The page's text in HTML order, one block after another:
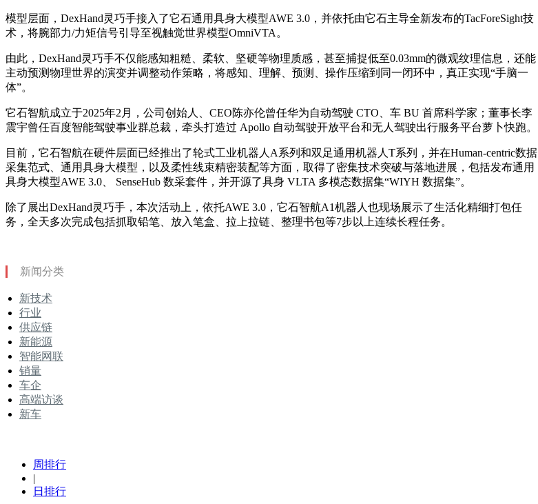
模型层面，DexHand灵巧手接入了它石通用具身大模型AWE 3.0，并依托由它石主导全新发布的TacForeSight技
术，将腕部力/力矩信号引导至视触觉世界模型OmniVTA。
由此，DexHand灵巧手不仅能感知粗糙、柔软、坚硬等物理质感，甚至捕捉低至0.03mm的微观纹理信息，还能
主动预测物理世界的演变并调整动作策略，将感知、理解、预测、操作压缩到同一闭环中，真正实现“手脑一
体”。
它石智航成立于2025年2月，公司创始人、CEO陈亦伦曾任华为自动驾驶 CTO、车 BU 首席科学家；董事长李
震宇曾任百度智能驾驶事业群总裁，牵头打造过 Apollo 自动驾驶开放平台和无人驾驶出行服务平台萝卜快跑。
目前，它石智航在硬件层面已经推出了轮式工业机器人A系列和双足通用机器人T系列，并在Human-centric数据
采集范式、通用具身大模型，以及柔性线束精密装配等方面，取得了密集技术突破与落地进展，包括发布通用
具身大模型AWE 3.0、 SenseHub 数采套件，并开源了具身 VLTA 多模态数据集“WIYH 数据集”。
除了展出DexHand灵巧手，本次活动上，依托AWE 3.0，它石智航A1机器人也现场展示了生活化精细打包任
务，全天多次完成包括抓取铅笔、放入笔盒、拉上拉链、整理书包等7步以上连续长程任务。
新闻分类
新技术
行业
供应链
新能源
智能网联
销量
车企
高端访谈
新车
周排行
|
日排行